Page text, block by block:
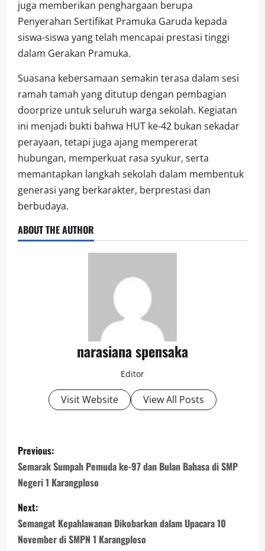
juga memberikan penghargaan berupa
Penyerahan Sertifikat Pramuka Garuda kepada
siswa-siswa yang telah mencapai prestasi tinggi
dalam Gerakan Pramuka.
Suasana kebersamaan semakin terasa dalam sesi
ramah tamah yang ditutup dengan pembagian
doorprize untuk seluruh warga sekolah. Kegiatan
ini menjadi bukti bahwa HUT ke-42 bukan sekadar
perayaan, tetapi juga ajang mempererat
hubungan, memperkuat rasa syukur, serta
memantapkan langkah sekolah dalam membentuk
generasi yang berkarakter, berprestasi dan
berbudaya.
ABOUT THE AUTHOR
narasiana spensaka
Editor
Visit Website View All Posts
Previous:
Semarak Sumpah Pemuda ke-97 dan Bulan Bahasa di SMP
Negeri 1 Karangploso
Next:
Semangat Kepahlawanan Dikobarkan dalam Upacara 10
November di SMPN 1 Karangploso